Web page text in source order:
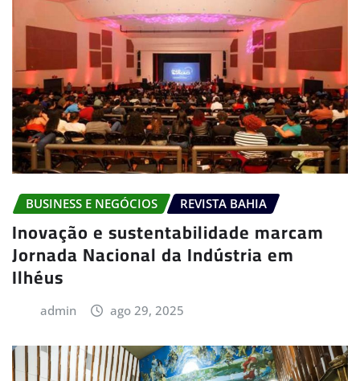
BUSINESS E NEGÓCIOS REVISTA BAHIA
Inovação e sustentabilidade marcam
Jornada Nacional da Indústria em
Ilhéus
admin ago 29, 2025